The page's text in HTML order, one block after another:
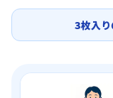
3枚入